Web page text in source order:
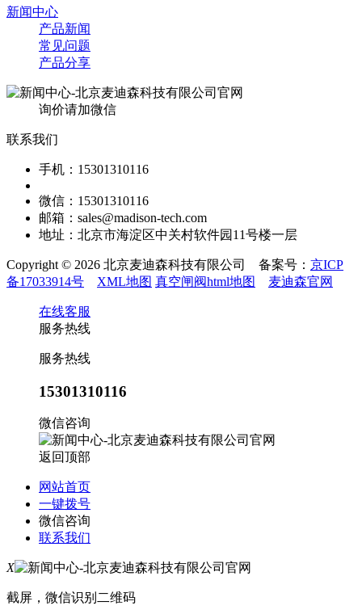
新闻中心
产品新闻
常见问题
产品分享
询价请加微信
联系我们
手机：15301310116
微信：15301310116
邮箱：sales@madison-tech.com
地址：北京市海淀区中关村软件园11号楼一层
Copyright © 2026 北京麦迪森科技有限公司 备案号： 京ICP
备17033914号
XML地图 真空闸阀html地图 麦迪森官网
在线客服
服务热线
服务热线
15301310116
微信咨询
返回顶部
网站首页
一键拨号
微信咨询
联系我们
X
截屏，微信识别二维码